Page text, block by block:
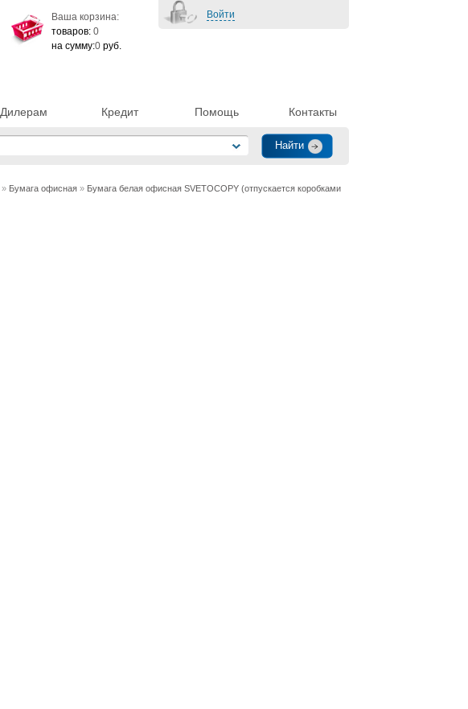
Дилерам Кредит Помощь Контакты
Войти
Ваша корзина:
товаров: 0
на сумму:0 руб.
» Бумага офисная » Бумага белая офисная SVETOCOPY (отпускается коробками